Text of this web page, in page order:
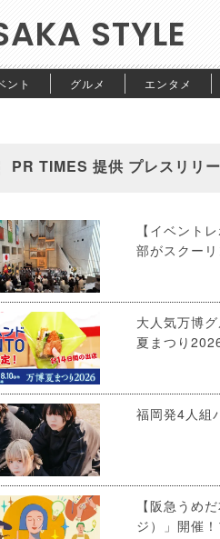
STYLE
ント グルメ エンタメ
PR TIMES 提供 プレスリリ
【イベント
部がスクー
大人気万博
夏まつり
福岡発4人組
【阪急うめ
ジ）」開催